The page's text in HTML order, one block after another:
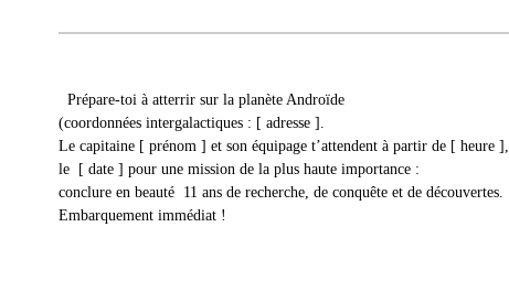
Prépare-toi à atterrir sur la planète Androïde
(coordonnées intergalactiques : [ adresse ].
Le capitaine [ prénom ] et son équipage t’attendent à partir de [ heure ],
le [ date ] pour une mission de la plus haute importance :
conclure en beauté 11 ans de recherche, de conquête et de découvertes.
Embarquement immédiat !